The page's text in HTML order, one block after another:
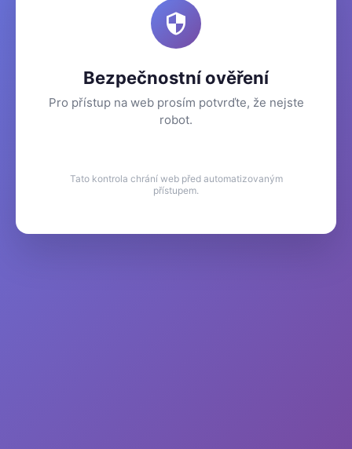
Bezpečnostní ověření
Pro přístup na web prosím potvrďte, že nejste
robot.
Tato kontrola chrání web před automatizovaným
přístupem.